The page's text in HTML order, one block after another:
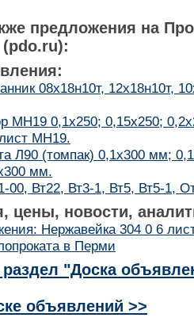
предложения на
08х18н10т, 12х18н10т,
МН19 0,1х250; 0,15х250;
МН19.
Л90 (томпак) 0,1х300 мм;
мм.
00, Вт22, Вт3-1, Вт5, Вт5-1,
цены, новости,
Нержавейка 304 0 6
в Перми
раздел "Доска
объявлений >>